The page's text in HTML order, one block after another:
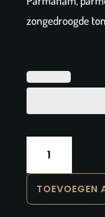
zongedroogde
Parmaham
TOEVOEGEN